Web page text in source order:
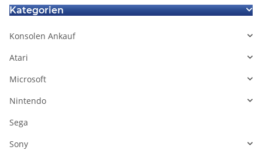
Kategorien
Konsolen Ankauf
Atari
Microsoft
Nintendo
Sega
Sony